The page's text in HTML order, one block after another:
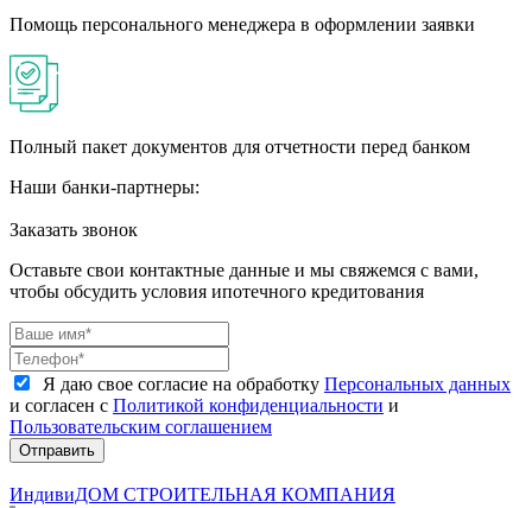
Помощь персонального менеджера в оформлении заявки
Полный пакет документов для отчетности перед банком
Наши банки-партнеры:
Заказать звонок
Оставьте свои контактные данные и мы свяжемся с вами,
чтобы обсудить условия ипотечного кредитования
Я даю свое согласие на обработку Персональных данных
и согласен с Политикой конфиденциальности и
Пользовательским соглашением
Отправить
ИндивиДОМ СТРОИТЕЛЬНАЯ КОМПАНИЯ